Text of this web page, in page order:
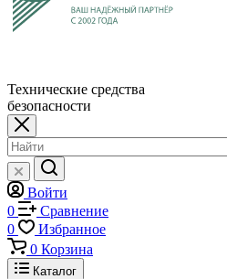
Технические средства
безопасности
Войти
0
Сравнение
0
Избранное
0 Корзина
Каталог